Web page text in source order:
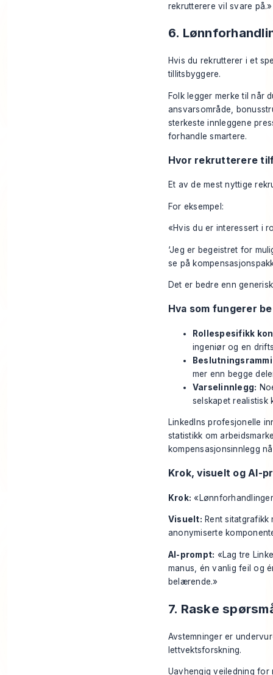
rekrutterere vil svare på.»
6.
Hvis du rekrutterer i et
tillitsbyggere.
Folk legger merke til når
ansvarsområde,
sterkeste innleggene
forhandle smartere.
Hvor rekrutterere
Et av de mest nyttige
For eksempel:
«Hvis du er interessert i
‘Jeg er begeistret for
se på
Det er bedre enn
Hva som fungerer
Rollespesifikk
ingeniør og en
mer enn begge
Varselinnlegg:
selskapet realistisk
LinkedIns profesjonelle
statistikk om
kompensasjonsinnlegg
Krok, visuelt og AI-
Krok:
Visuelt: Rent
anonymiserte
AI-prompt: «Lag tre
manus, én vanlig feil og
belærende.»
7. Raske
Avstemninger er
lettvektsforskning.
Uavhengig veiledning for